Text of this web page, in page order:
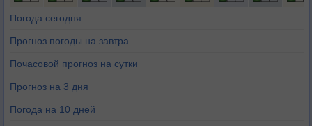
Погода сегодня
Прогноз погоды на завтра
Почасовой прогноз на сутки
Прогноз на 3 дня
Погода на 10 дней